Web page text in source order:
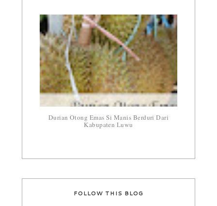
Durian Otong Emas Si Manis Berduri Dari
Kabupaten Luwu
FOLLOW THIS BLOG